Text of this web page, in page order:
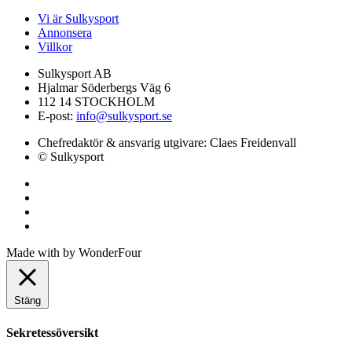
Vi är Sulkysport
Annonsera
Villkor
Sulkysport AB
Hjalmar Söderbergs Väg 6
112 14 STOCKHOLM
E-post: info@sulkysport.se
Chefredaktör & ansvarig utgivare: Claes Freidenvall
© Sulkysport
Made with by WonderFour
Stäng
Sekretessöversikt